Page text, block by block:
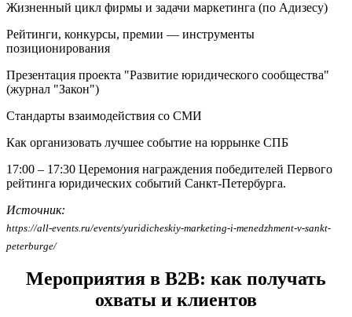
Жизненный цикл фирмы и задачи маркетинга (по Адизесу)
Рейтинги, конкурсы, премии — инструменты
позиционирования
Презентация проекта "Развитие юридического сообщества"
(журнал "Закон")
Стандарты взаимодействия со СМИ
Как организовать лучшее событие на юррынке СПБ
17:00 – 17:30 Церемония награждения победителей Первого
рейтинга юридических событий Санкт-Петербурга.
Источник:
https://all-events.ru/events/yuridicheskiy-marketing-i-menedzhment-v-sankt-
peterburge/
Мероприятия в B2B: как получать
охваты и клиентов